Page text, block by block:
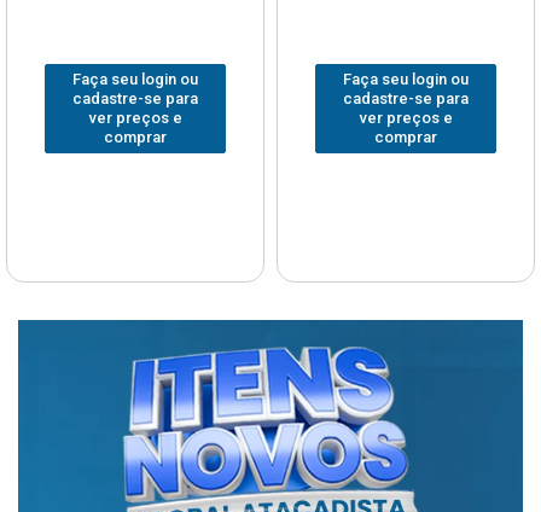
Faça seu login ou
cadastre-se para
ver preços e
comprar
Faça seu login ou
cadastre-se para
ver preços e
comprar